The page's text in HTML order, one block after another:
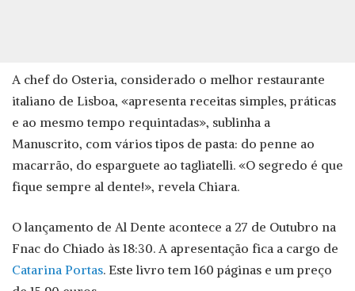
A chef do Osteria, considerado o melhor restaurante
italiano de Lisboa, «apresenta receitas simples, práticas
e ao mesmo tempo requintadas», sublinha a
Manuscrito, com vários tipos de pasta: do penne ao
macarrão, do esparguete ao tagliatelli. «O segredo é que
fique sempre al dente!», revela Chiara.
O lançamento de Al Dente acontece a 27 de Outubro na
Fnac do Chiado às 18:30. A apresentação fica a cargo de
Catarina Portas. Este livro tem 160 páginas e um preço